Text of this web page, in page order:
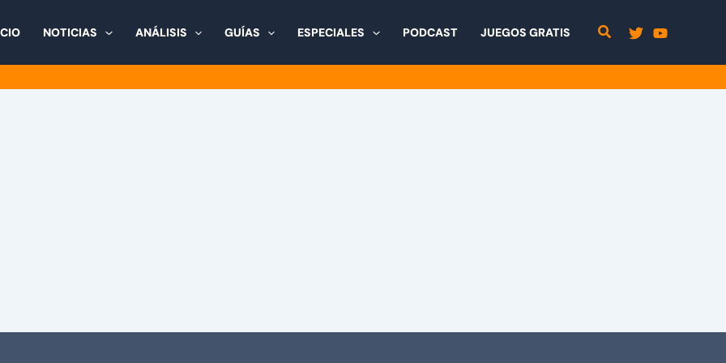
NOTICIAS ANÁLISIS GUÍAS ESPECIALES PODCAST JUEGOS GRATIS